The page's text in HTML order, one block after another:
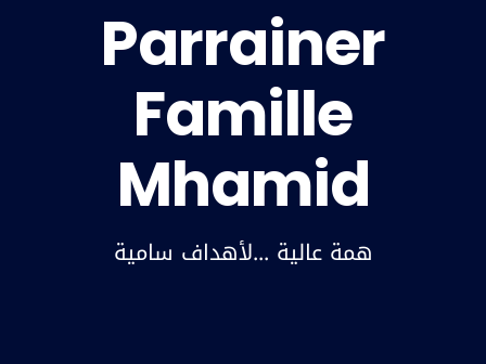
Parrainer
Famille
Mhamid
همة عالية ...لأهداف سامية